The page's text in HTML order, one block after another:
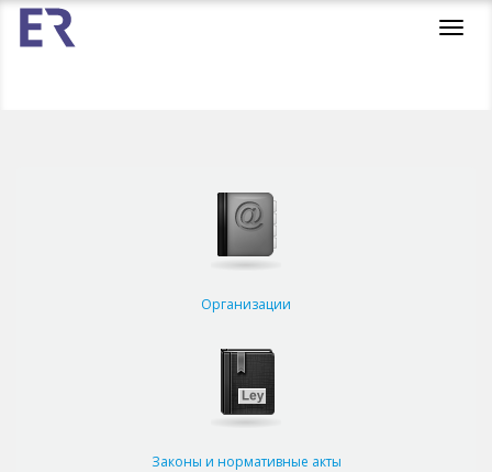
Организации
Законы и нормативные акты